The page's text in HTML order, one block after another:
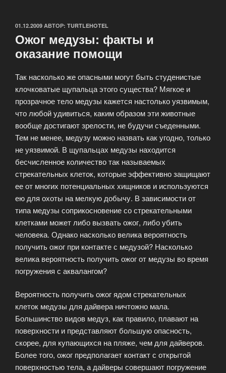
ОПУБЛИКОВАНО
01.12.2009 АВТОР: TURTLEHOTEL
Ожог медузы: факты и
оказание помощи
Так насколько же опасными могут быть студенистые
клочковатые щупальца этого существа? Мягкое и
прозрачное тело медузы кажется настолько уязвимым,
что любой удивиться, каким образом эти животные
вообще достигают зрелости, не будучи съеденными.
Тем не менее, медузу можно назвать как угодно, только
не уязвимой. В щупальцах медузы находится
бесчисленное количество так называемых
стрекательных клеток, которые эффективно защищают
ее от многих потенциальных хищников и используются
ею для охоты на мелкую добычу. В зависимости от
типа медузы соприкосновение со стрекательными
клетками может либо вызвать ожог, либо убить
человека. Однако насколько велика вероятность
получить ожог при контакте с медузой? Насколько
велика вероятность получить ожог от медузы во время
погружения с аквалангом?
Вероятность получить ожог ядом стрекательных
клеток медузы для дайвера ничтожно мала.
Большинство видов медуз, как правило, плавают на
поверхности и представляют большую опасность,
скорее, для купающихся на пляже, чем для дайверов.
Более того, ожог предполагает контакт с открытой
поверхностью тела, а дайверы совершают погружение